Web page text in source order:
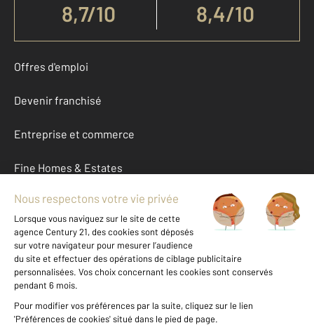
8,7/10 8,4/10
Offres d'emploi
Devenir franchisé
Entreprise et commerce
Fine Homes & Estates
À propos
International
Nous contacter